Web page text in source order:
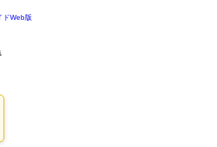
ドWeb版